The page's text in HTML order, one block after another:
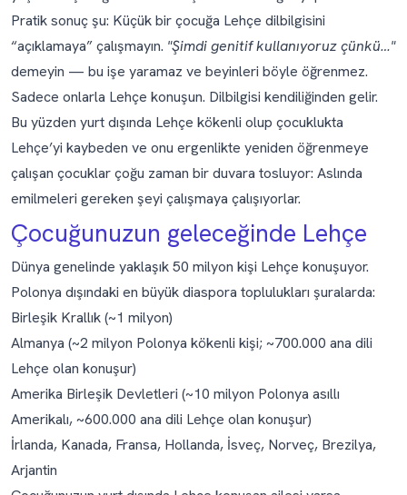
Pratik sonuç şu: Küçük bir çocuğa Lehçe dilbilgisini
“açıklamaya” çalışmayın. "Şimdi genitif kullanıyoruz çünkü…"
demeyin — bu işe yaramaz ve beyinleri böyle öğrenmez.
Sadece onlarla Lehçe konuşun. Dilbilgisi kendiliğinden gelir.
Bu yüzden yurt dışında Lehçe kökenli olup çocuklukta
Lehçe’yi kaybeden ve onu ergenlikte yeniden öğrenmeye
çalışan çocuklar çoğu zaman bir duvara tosluyor: Aslında
emilmeleri gereken şeyi çalışmaya çalışıyorlar.
Çocuğunuzun geleceğinde Lehçe
Dünya genelinde yaklaşık 50 milyon kişi Lehçe konuşuyor.
Polonya dışındaki en büyük diaspora toplulukları şuralarda:
Birleşik Krallık (~1 milyon)
Almanya (~2 milyon Polonya kökenli kişi; ~700.000 ana dili
Lehçe olan konuşur)
Amerika Birleşik Devletleri (~10 milyon Polonya asıllı
Amerikalı, ~600.000 ana dili Lehçe olan konuşur)
İrlanda, Kanada, Fransa, Hollanda, İsveç, Norveç, Brezilya,
Arjantin